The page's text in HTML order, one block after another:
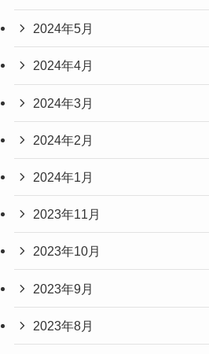
2024年5月
2024年4月
2024年3月
2024年2月
2024年1月
2023年11月
2023年10月
2023年9月
2023年8月